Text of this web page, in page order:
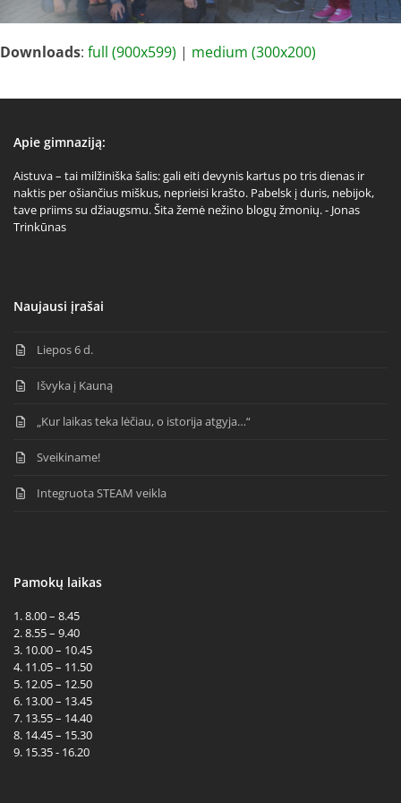
Downloads: full (900x599) | medium (300x200)
Apie gimnaziją:
Aistuva – tai milžiniška šalis: gali eiti devynis kartus po tris dienas ir
naktis per ošiančius miškus, neprieisi krašto. Pabelsk į duris, nebijok,
tave priims su džiaugsmu. Šita žemė nežino blogų žmonių. - Jonas
Trinkūnas
Naujausi įrašai
Liepos 6 d.
Išvyka į Kauną
„Kur laikas teka lėčiau, o istorija atgyja…“
Sveikiname!
Integruota STEAM veikla
Pamokų laikas
1. 8.00 – 8.45
2. 8.55 – 9.40
3. 10.00 – 10.45
4. 11.05 – 11.50
5. 12.05 – 12.50
6. 13.00 – 13.45
7. 13.55 – 14.40
8. 14.45 – 15.30
9. 15.35 - 16.20